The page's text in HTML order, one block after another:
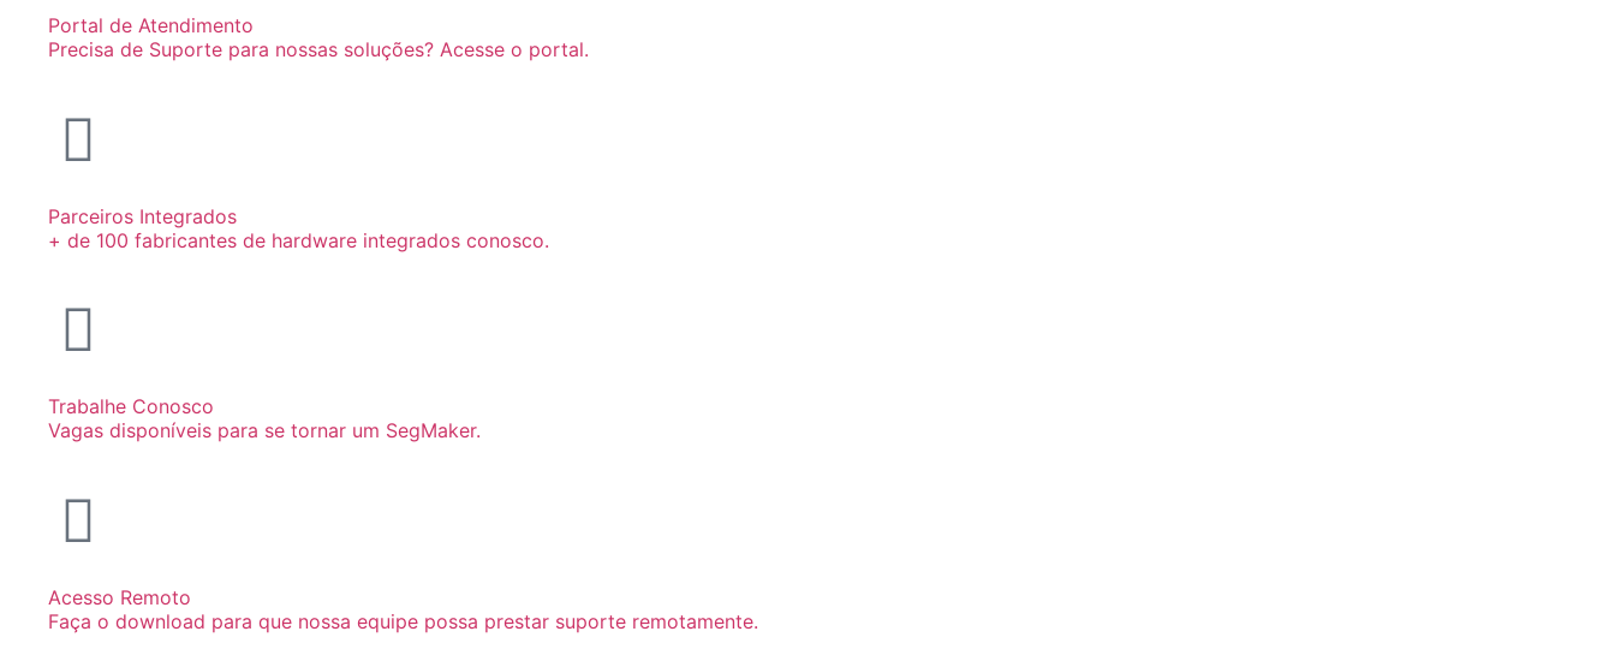
Portal de Atendimento
Precisa de Suporte para nossas soluções? Acesse o portal.
Parceiros Integrados
+ de 100 fabricantes de hardware integrados conosco.
Trabalhe Conosco
Vagas disponíveis para se tornar um SegMaker.
Acesso Remoto
Faça o download para que nossa equipe possa prestar suporte remotamente.